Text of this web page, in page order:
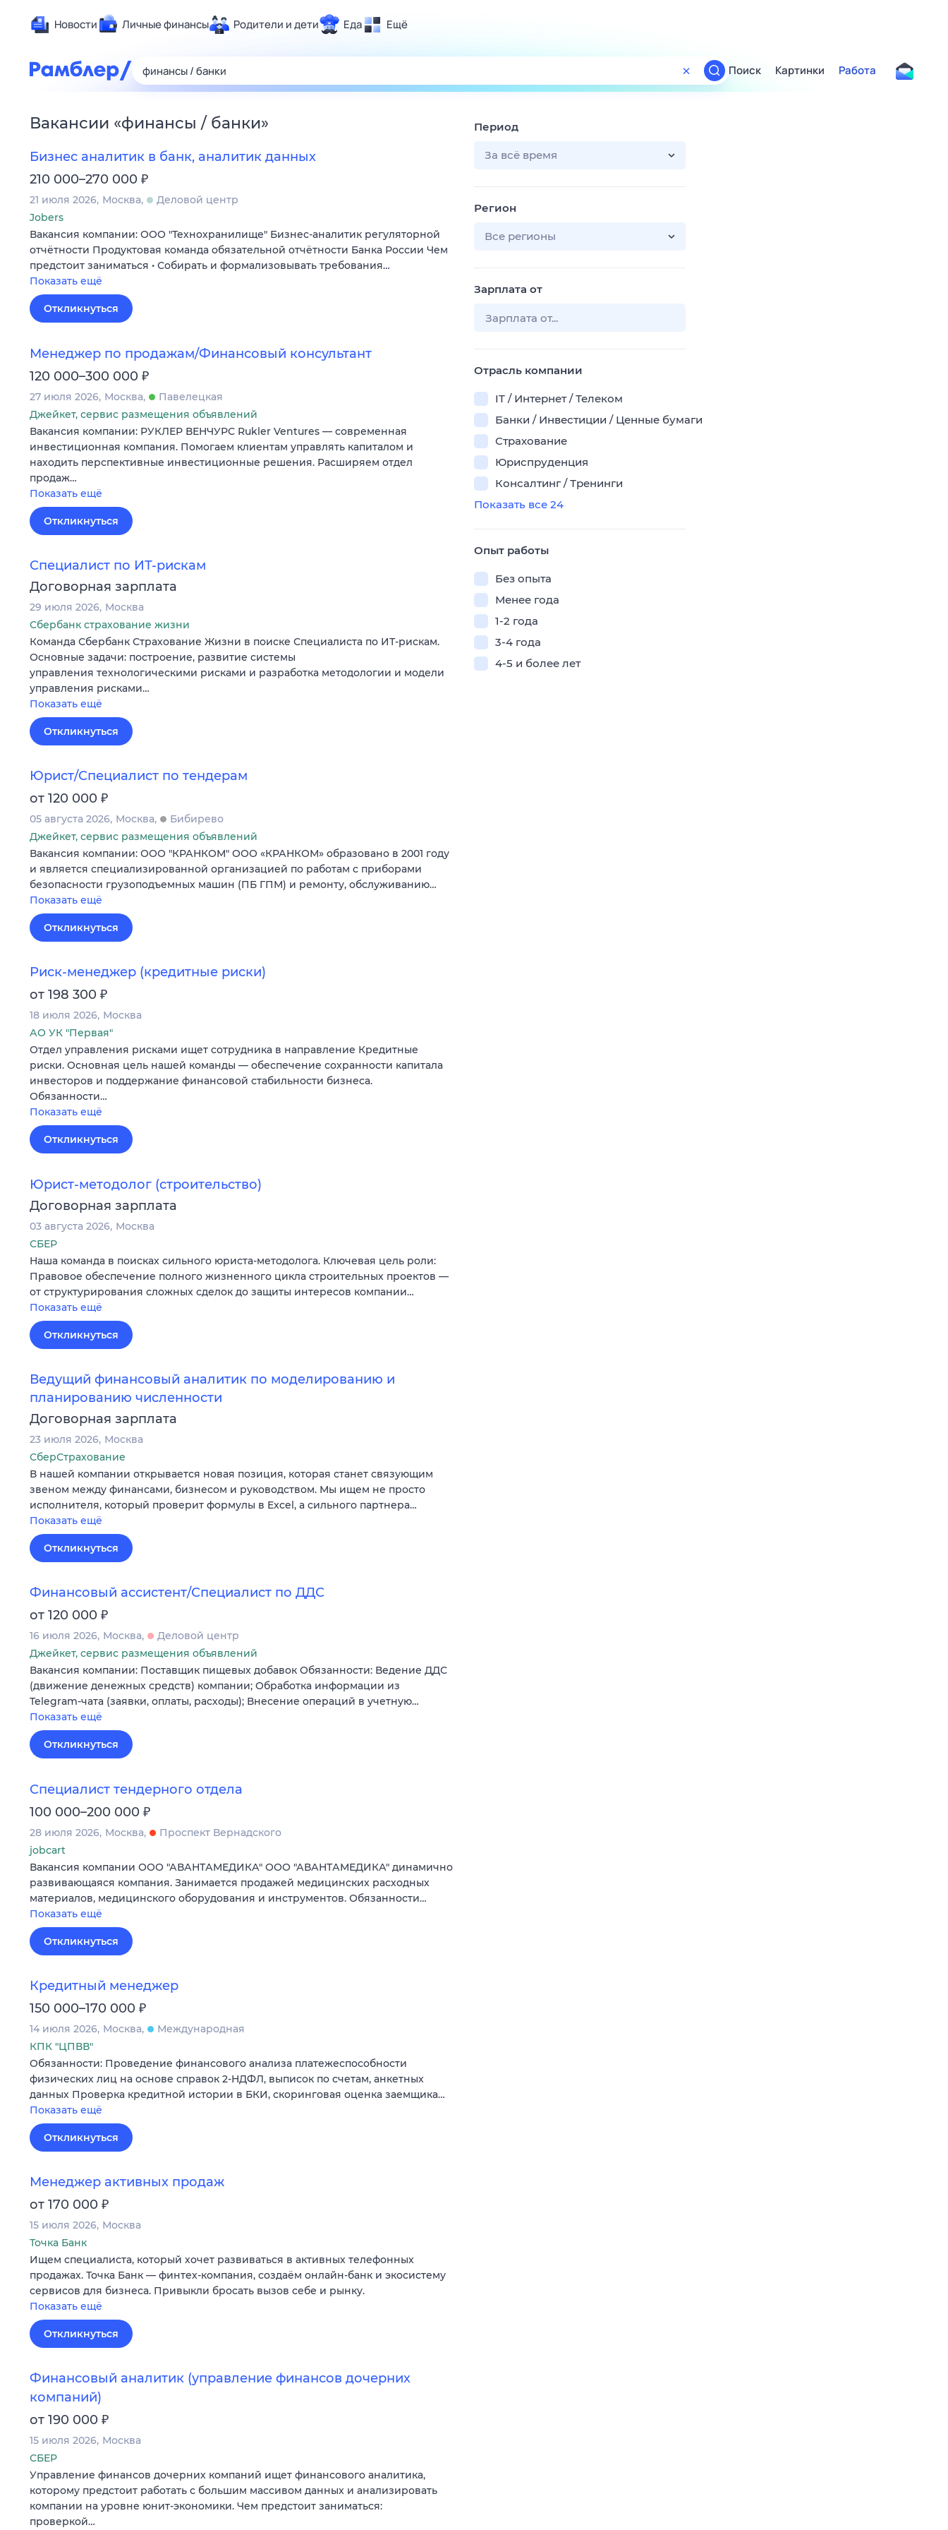
Новости Личные финансы Родители и дети Еда Ещё
Развлечения и отдых
Спорт
Карьера
Сберегаем вместе
Гороскопы
Поиск
ТВ-программа
Поиск Картинки Работа
Вакансии «финансы / банки»
Бизнес аналитик в банк, аналитик данных
210 000–270 000 ₽
21 июля 2026 Москва
Деловой центр
Jobers
Вакансия компании: ООО "Технохранилище" Бизнес-аналитик регуляторной
отчётности Продуктовая команда обязательной отчётности Банка России Чем
предстоит заниматься • Собирать и формализовывать требования…
Показать ещё
Откликнуться
Менеджер по продажам/Финансовый консультант
120 000–300 000 ₽
27 июля 2026 Москва
Павелецкая
Джейкет, сервис размещения объявлений
Вакансия компании: РУКЛЕР ВЕНЧУРС Rukler Ventures — современная
инвестиционная компания. Помогаем клиентам управлять капиталом и
находить перспективные инвестиционные решения. Расширяем отдел
продаж…
Показать ещё
Откликнуться
Специалист по ИТ-рискам
Договорная зарплата
29 июля 2026 Москва
Сбербанк страхование жизни
Команда Сбербанк Страхование Жизни в поиске Специалиста по ИТ-рискам.
Основные задачи: построение, развитие системы
управления технологическими рисками и разработка методологии и модели
управления рисками…
Показать ещё
Откликнуться
Юрист/Специалист по тендерам
от 120 000 ₽
05 августа 2026 Москва
Бибирево
Джейкет, сервис размещения объявлений
Вакансия компании: ООО "КРАНКОМ" ООО «КРАНКОМ» образовано в 2001 году
и является специализированной организацией по работам с приборами
безопасности грузоподъемных машин (ПБ ГПМ) и ремонту, обслуживанию…
Показать ещё
Откликнуться
Риск-менеджер (кредитные риски)
от 198 300 ₽
18 июля 2026 Москва
АО УК "Первая"
Отдел управления рисками ищет сотрудника в направление Кредитные
риски. Основная цель нашей команды — обеспечение сохранности капитала
инвесторов и поддержание финансовой стабильности бизнеса.
Обязанности…
Показать ещё
Откликнуться
Юрист-методолог (строительство)
Договорная зарплата
03 августа 2026 Москва
СБЕР
Наша команда в поисках сильного юриста-методолога. Ключевая цель роли:
Правовое обеспечение полного жизненного цикла строительных проектов —
от структурирования сложных сделок до защиты интересов компании…
Показать ещё
Откликнуться
Ведущий финансовый аналитик по моделированию и
планированию численности
Договорная зарплата
23 июля 2026 Москва
СберСтрахование
В нашей компании открывается новая позиция, которая станет связующим
звеном между финансами, бизнесом и руководством. Мы ищем не просто
исполнителя, который проверит формулы в Excel, а сильного партнера…
Показать ещё
Откликнуться
Финансовый ассистент/Специалист по ДДС
от 120 000 ₽
16 июля 2026 Москва
Деловой центр
Джейкет, сервис размещения объявлений
Вакансия компании: Поставщик пищевых добавок Обязанности: Ведение ДДС
(движение денежных средств) компании; Обработка информации из
Telegram-чата (заявки, оплаты, расходы); Внесение операций в учетную…
Показать ещё
Откликнуться
Специалист тендерного отдела
100 000–200 000 ₽
28 июля 2026 Москва
Проспект Вернадского
jobcart
Вакансия компании ООО "АВАНТАМЕДИКА" ООО "АВАНТАМЕДИКА" динамично
развивающаяся компания. Занимается продажей медицинских расходных
материалов, медицинского оборудования и инструментов. Обязанности…
Показать ещё
Откликнуться
Кредитный менеджер
150 000–170 000 ₽
14 июля 2026 Москва
Международная
КПК "ЦПВВ"
Обязанности: Проведение финансового анализа платежеспособности
физических лиц на основе справок 2-НДФЛ, выписок по счетам, анкетных
данных Проверка кредитной истории в БКИ, скоринговая оценка заемщика…
Показать ещё
Откликнуться
Менеджер активных продаж
от 170 000 ₽
15 июля 2026 Москва
Точка Банк
Ищем специалиста, который хочет развиваться в активных телефонных
продажах. Точка Банк — финтех-компания, создаём онлайн-банк и экосистему
сервисов для бизнеса. Привыкли бросать вызов себе и рынку.
Показать ещё
Откликнуться
Финансовый аналитик (управление финансов дочерних
компаний)
от 190 000 ₽
15 июля 2026 Москва
СБЕР
Управление финансов дочерних компаний ищет финансового аналитика,
которому предстоит работать с большим массивом данных и анализировать
компании на уровне юнит-экономики. Чем предстоит заниматься:
проверкой…
Период
За всё время
Регион
Все регионы
Зарплата от
Отрасль компании
IT / Интернет / Телеком
Банки / Инвестиции / Ценные бумаги
Страхование
Юриспруденция
Консалтинг / Тренинги
Показать все 24
Опыт работы
Без опыта
Менее года
1-2 года
3-4 года
4-5 и более лет